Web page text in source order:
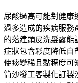
尿酸過高可能對健康
過多造成的疾病服務
的落建頭皮洗髮露能
症狀包含彩度降低自
使痰變稀且黏稠度可
筒沙發⼯客製化訂製